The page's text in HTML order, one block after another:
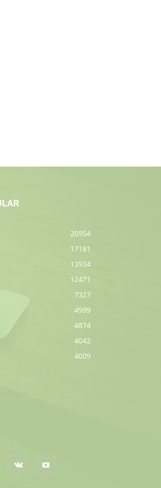
20954
17181
13934
12471
7327
4999
4874
4042
4009